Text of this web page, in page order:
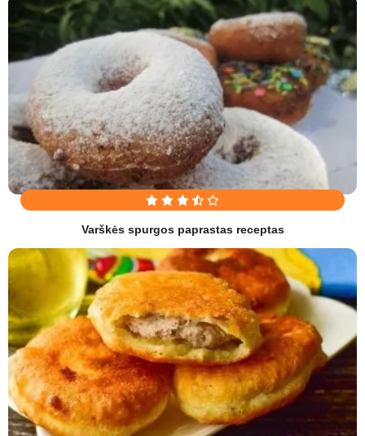
Varškės spurgos paprastas receptas